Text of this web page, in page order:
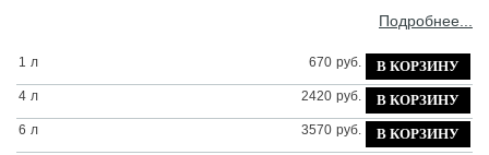
Подробнее...
1 л 670 руб.
4 л 2420 руб.
6 л 3570 руб.